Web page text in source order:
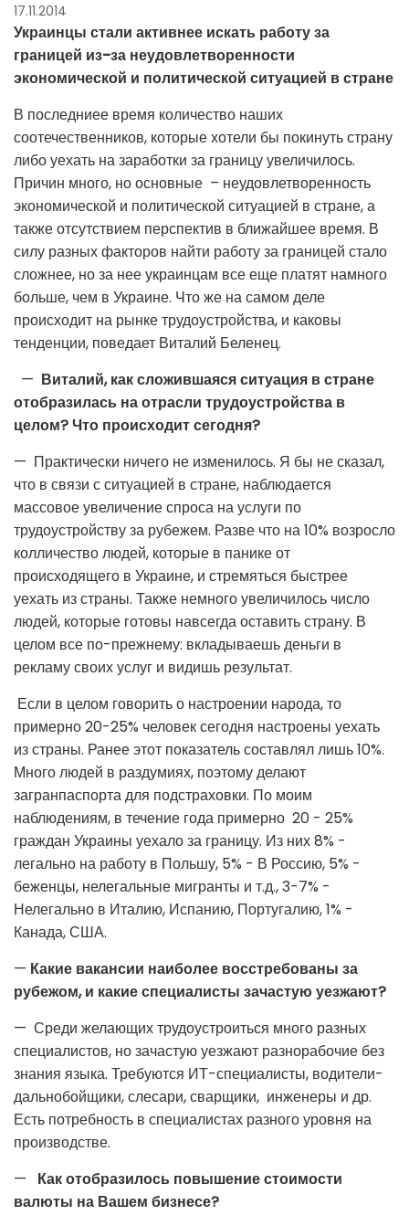
17.11.2014
Украинцы стали активнее искать работу за
границей из-за неудовлетворенности
экономической и политической ситуацией в стране
В последниее время количество наших
соотечественников, которые хотели бы покинуть страну
либо уехать на заработки за границу увеличилось.
Причин много, но основные – неудовлетворенность
экономической и политической ситуацией в стране, а
также отсутствием перспектив в ближайшее время. В
силу разных факторов найти работу за границей стало
сложнее, но за нее украинцам все еще платят намного
больше, чем в Украине. Что же на самом деле
происходит на рынке трудоустройства, и каковы
тенденции, поведает Виталий Беленец.
— Виталий, как сложившаяся ситуация в стране
отобразилась на отрасли трудоустройства в
целом? Что происходит сегодня?
— Практически ничего не изменилось. Я бы не сказал,
что в связи с ситуацией в стране, наблюдается
массовое увеличение спроса на услуги по
трудоустройству за рубежем. Разве что на 10% возросло
колличество людей, которые в панике от
происходящего в Украине, и стремяться быстрее
уехать из страны. Также немного увеличилось число
людей, которые готовы навсегда оставить страну. В
целом все по-прежнему: вкладываешь деньги в
рекламу своих услуг и видишь результат.
Если в целом говорить о настроении народа, то
примерно 20-25% человек сегодня настроены уехать
из страны. Ранее этот показатель составлял лишь 10%.
Много людей в раздумиях, поэтому делают
загранпаспорта для подстраховки. По моим
наблюдениям, в течение года примерно 20 - 25%
граждан Украины уехало за границу. Из них 8% -
легально на работу в Польшу, 5% - В Россию, 5% -
беженцы, нелегальные мигранты и т.д., 3-7% -
Нелегально в Италию, Испанию, Португалию, 1% -
Канада, США.
— Какие вакансии наиболее восстребованы за
рубежом, и какие специалисты зачастую уезжают?
— Среди желающих трудоустроиться много разных
специалистов, но зачастую уезжают разнорабочие без
знания языка. Требуются ИТ-специалисты, водители-
дальнобойщики, слесари, сварщики, инженеры и др.
Есть потребность в специалистах разного уровня на
производстве.
— Как отобразилось повышение стоимости
валюты на Вашем бизнесе?